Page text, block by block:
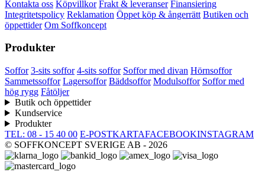
Kontakta oss Köpvillkor Frakt & leveranser Finansiering
Integritetspolicy Reklamation Öppet köp & ångerrätt Butiken och
öppettider Om Soffkoncept
Produkter
Soffor 3-sits soffor 4-sits soffor Soffor med divan Hörnsoffor
Sammetssoffor Lagersoffor Bäddsoffor Modulsoffor Soffor med
hög rygg Fåtöljer
Butik och öppettider
Kundservice
Produkter
TEL: 08 - 15 40 00 E-POSTKARTAFACEBOOKINSTAGRAM
© SOFFKONCEPT SVERIGE AB - 2026